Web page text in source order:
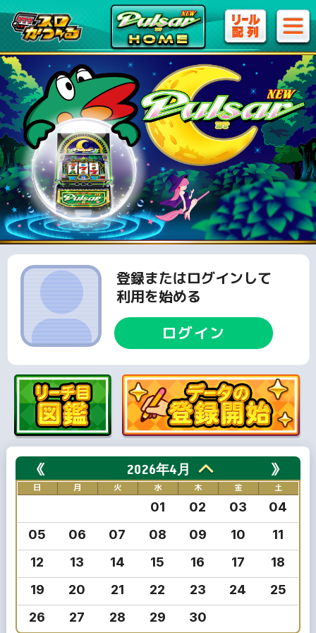
登録またはログインして
利用を始める
ログイン
《 2026年4月 》
日 月 火 水 木 金 土
01 02 03
04
05
06 07 08 09 10
11
12
13 14 15 16 17
18
19
20 21 22 23 24
25
26
27 28 29 30